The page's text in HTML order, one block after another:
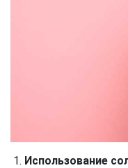
Использование